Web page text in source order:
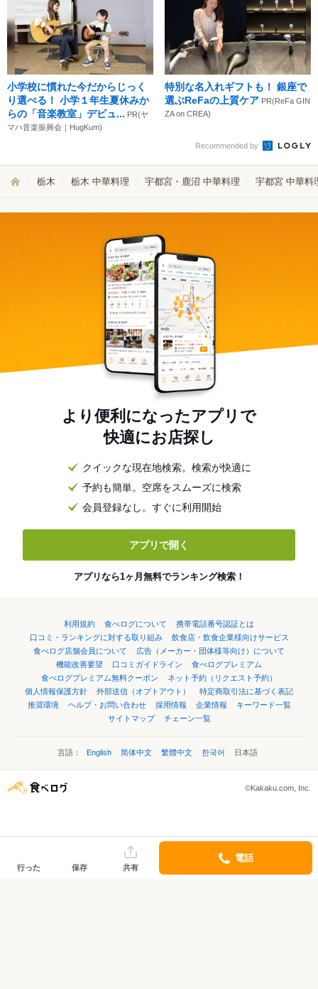
小学校に慣れた今だからじっく
り選べる！ 小学１年生夏休みか
らの「音楽教室」デビュ... PR(ヤ
マハ音楽振興会｜HugKum)
特別な名入れギフトも！ 銀座で
選ぶReFaの上質ケア PR(ReFa GIN
ZA on CREA)
Recommended by
栃木 栃木 中華料理 宇都宮・鹿沼 中華料理 宇都宮 中華料
より便利になったアプリで
快適にお店探し
クイックな現在地検索。検索が快適に
予約も簡単。空席をスムーズに検索
会員登録なし。すぐに利用開始
アプリで開く
アプリなら1ヶ月無料でランキング検索！
利用規約 食べログについて
携帯電話番号認証とは
口コミ・ランキングに対する取り組み
飲食店・飲食企業様向けサービス
食べログ店舗会員について
広告（メーカー・団体様等向け）について
機能改善要望
口コミガイドライン
食べログプレミアム
食べログプレミアム無料クーポン
ネット予約（リクエスト予約）
個人情報保護方針
外部送信（オプトアウト）
特定商取引法に基づく表記
推奨環境
ヘルプ・お問い合わせ 採用情報 企業情報
キーワード一覧
サイトマップ
チェーン一覧
言語： English 简体中文 繁體中文 한국어 日本語
©Kakaku.com, Inc.
行った 保存 共有
電話